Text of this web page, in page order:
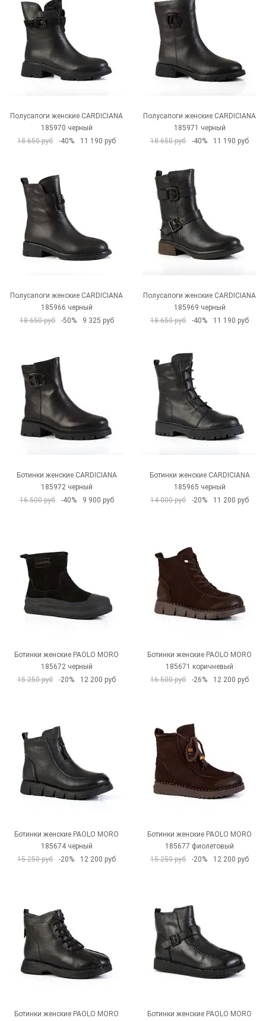
Полусапоги женские CARDICIANA
185970 черный
18 650 руб
-40% 11 190 руб
Полусапоги женские CARDICIANA
185971 черный
18 650 руб
-40% 11 190 руб
Полусапоги женские CARDICIANA
185966 черный
18 650 руб
-50% 9 325 руб
Полусапоги женские CARDICIANA
185969 черный
18 650 руб
-40% 11 190 руб
Ботинки женские CARDICIANA
185972 черный
16 500 руб
-40% 9 900 руб
Ботинки женские CARDICIANA
185965 черный
14 000 руб
-20% 11 200 руб
Ботинки женские PAOLO MORO
185672 черный
15 250 руб
-20% 12 200 руб
Ботинки женские PAOLO MORO
185671 коричневый
16 500 руб
-26% 12 200 руб
Ботинки женские PAOLO MORO
185674 черный
15 250 руб
-20% 12 200 руб
Ботинки женские PAOLO MORO
185677 фиолетовый
15 250 руб
-20% 12 200 руб
Ботинки женские PAOLO MORO
Ботинки женские PAOLO MORO